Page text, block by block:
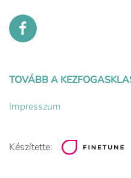
TOVÁBB A
Impresszum
Készítette: